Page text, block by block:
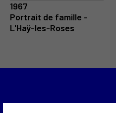
1967
Portrait de famille -
L'Haÿ-les-Roses